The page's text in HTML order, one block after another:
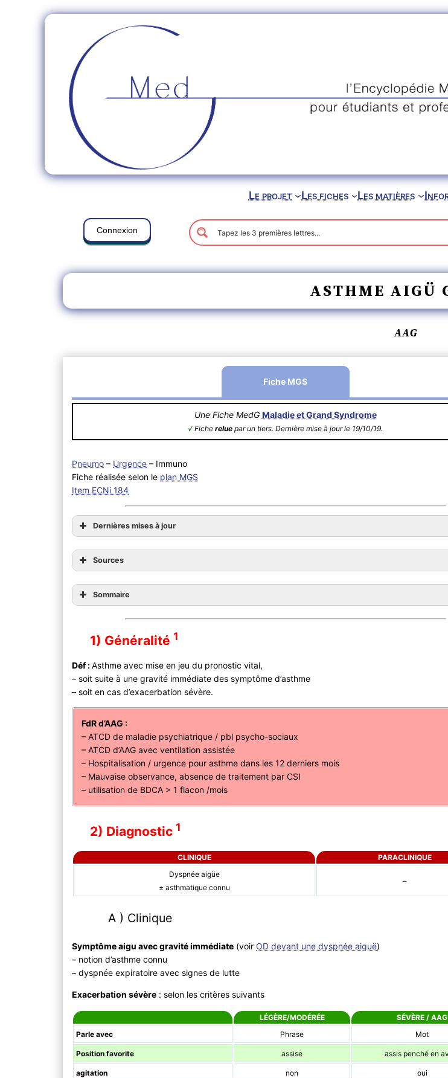
Le projet Les fiches Les matières
Connexion
ASTHME AIGÜ
AAG
Fiche MGS
Une Fiche MedG Maladie et Grand Syndrome
√ Ficherelue par un tiers. Dernière mise à jour le 19/10/19.
Pneumo – Urgence – Immuno
Fiche réalisée selon le plan MGS
Item ECNi 184
Dernières mises à jour
Sources
Sommaire
1) Généralité 1
Déf :Asthme avec mise en jeu du pronostic vital,
– soit suite à une gravité immédiate des symptôme d’asthme
– soit en cas d’exacerbation sévère.
FdR d’AAG :
– ATCD de maladie psychiatrique / pbl psycho-sociaux
– ATCD d’AAG avec ventilation assistée
– Hospitalisation / urgence pour asthme dans les 12 derniers mois
– Mauvaise observance, absence de traitement par CSI
– utilisation de BDCA > 1 flacon /mois
2) Diagnostic 1
CLINIQUE
PARACLINIQUE
Dyspnée aigüe
± asthmatique connu
–
A ) Clinique
Symptôme aigu avec gravité immédiate (voir OD devant une dyspnée aiguë)
– notion d’asthme connu
– dyspnée expiratoire avec signes de lutte
Exacerbation sévère : selon les critères suivants
LÉGÈRE/MODÉRÉE
SÉVÈRE / AAG
Parle avec
Phrase Mot
Position favorite assise assis penché en
agitation non oui